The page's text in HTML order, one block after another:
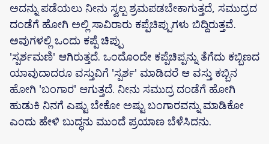
ಅದನ್ನು ಪಡೆಯಲು ನೀನು ಸ್ವಲ್ಪ ಶ್ರಮಪಡಬೇಕಾಗುತ್ತದೆ, ಸಮುದ್ರದ
ದಂಡೆಗೆ ಹೋಗಿ ಅಲ್ಲಿ ಸಾವಿರಾರು ಕಪ್ಪೆಚಿಪ್ಪುಗಳು ಬಿದ್ದಿರುತ್ತವೆ.
ಅವುಗಳಲ್ಲಿ ಒಂದು ಕಪ್ಪೆ ಚಿಪ್ಪು
'ಸ್ಪರ್ಶಮಣಿ' ಆಗಿರುತ್ತದೆ. ಒಂದೊಂದೇ ಕಪ್ಪೆಚಿಪ್ಪನ್ನು ತೆಗೆದು ಕಬ್ಬಿಣದ
ಯಾವುದಾದರೂ ವಸ್ತುವಿಗೆ 'ಸ್ಪರ್ಶ' ಮಾಡಿದರೆ ಆ ವಸ್ತು ಕಬ್ಬಿನ
ಹೋಗಿ 'ಬಂಗಾರ' ಆಗುತ್ತದೆ. ನೀನು ಸಮುದ್ರ ದಂಡೆಗೆ ಹೋಗಿ
ಹುಡುಕಿ ನಿನಗೆ ಎಷ್ಟು ಬೇಕೋ ಅಷ್ಟು ಬಂಗಾರವನ್ನು ಮಾಡಿಕೋ
ಎಂದು ಹೇಳಿ ಬುದ್ಧನು ಮುಂದೆ ಪ್ರಯಾಣ ಬೆಳೆಸಿದನು.